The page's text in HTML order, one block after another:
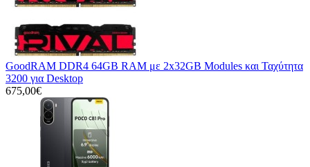
GoodRAM DDR4 64GB RAM με 2x32GB Modules και Ταχύτητα
3200 για Desktop
675,00€